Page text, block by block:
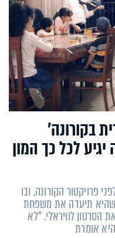
בקורונה’
לכל כך המון
פרויקטור הקורונה, ובו
שהיא תיעדה את משפחת
הסרטון לוויראלי. "לא
אומרת